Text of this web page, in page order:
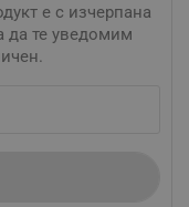
е с изчерпана
да те уведомим